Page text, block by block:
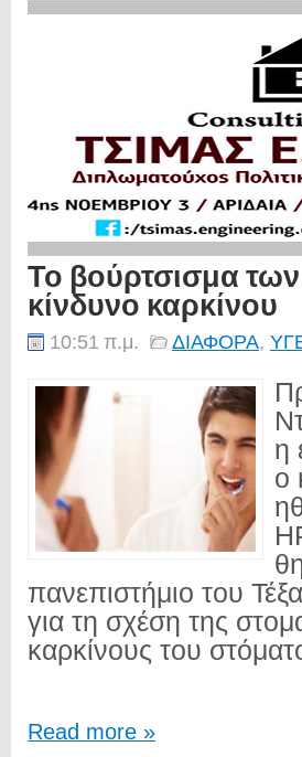
Το βούρτσισμα
κίνδυνο καρκίνου
10:51 π.μ. ΔΙΑΦΟΡΑ,
η
ο
πανεπιστήμιο του
για τη σχέση της
καρκίνους του
Read more »